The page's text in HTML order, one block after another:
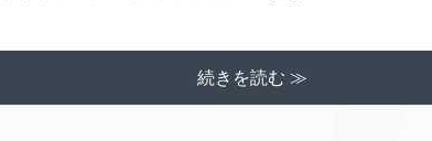
続きを読む ≫